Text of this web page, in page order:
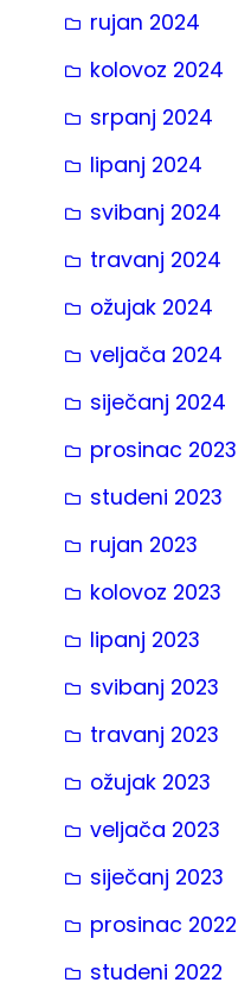
rujan 2024
kolovoz 2024
srpanj 2024
lipanj 2024
svibanj 2024
travanj 2024
ožujak 2024
veljača 2024
siječanj 2024
prosinac 2023
studeni 2023
rujan 2023
kolovoz 2023
lipanj 2023
svibanj 2023
travanj 2023
ožujak 2023
veljača 2023
siječanj 2023
prosinac 2022
studeni 2022